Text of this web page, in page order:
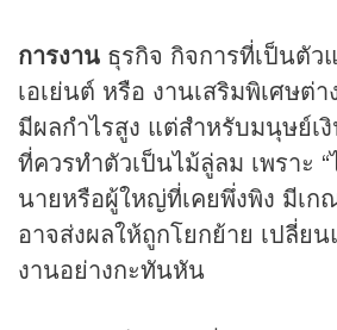
การงาน ธุรกิจ กิจการที่เป็นตั
เอเย่นต์ หรือ งานเสริมพิเศษต่
มีผลกำไรสูง แต่สำหรับมนุษย์เ
ที่ควรทำตัวเป็นไม้ลู่ลม เพราะ
นายหรือผู้ใหญ่ที่เคยพึ่งพิง มีเ
อาจส่งผลให้ถูกโยกย้าย เปลี่ย
งานอย่างกะทันหัน